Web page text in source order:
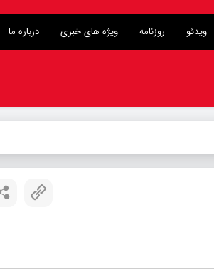
ویدئو روزنامه ویژه های خبری درباره ما